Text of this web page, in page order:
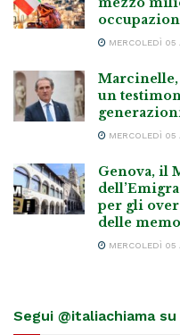
MERCOLEDÌ
Marcinelle,
un
MERCOLEDÌ
Genova, il
per gli over
delle
MERCOLEDÌ
Segui @italiachiama